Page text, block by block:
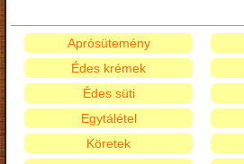
Aprósütemény
Édes krémek
Édes süti
Egytálétel
Köretek